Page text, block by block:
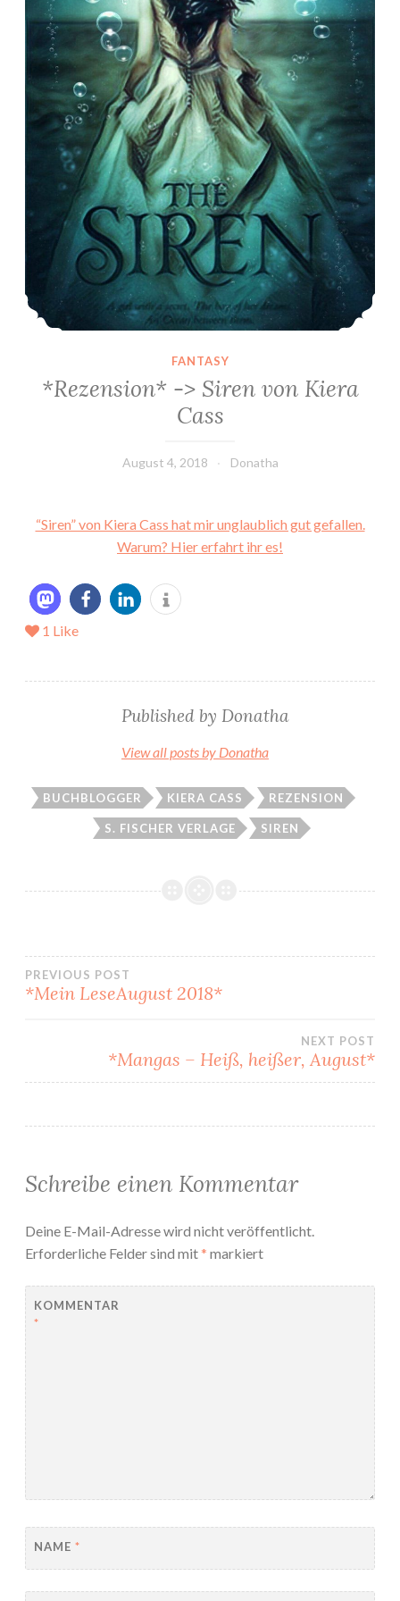
FANTASY
*Rezension* -> Siren von Kiera
Cass
August 4, 2018 Donatha
“Siren” von Kiera Cass hat mir unglaublich gut gefallen.
Warum? Hier erfahrt ihr es!
1 Like
Published by Donatha
View all posts by Donatha
BUCHBLOGGER KIERA CASS REZENSION
S. FISCHER VERLAGE SIREN
Beitragsnavigation
PREVIOUS POST
*Mein LeseAugust 2018*
NEXT POST
*Mangas – Heiß, heißer, August*
Schreibe einen Kommentar
Deine E-Mail-Adresse wird nicht veröffentlicht.
Erforderliche Felder sind mit* markiert
KOMMENTAR
*
NAME *